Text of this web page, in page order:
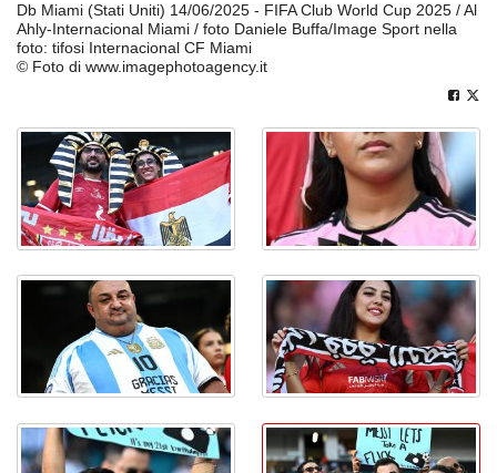
Db Miami (Stati Uniti) 14/06/2025 - FIFA Club World Cup 2025 / Al
Ahly-Internacional Miami / foto Daniele Buffa/Image Sport nella
foto: tifosi Internacional CF Miami
© Foto di www.imagephotoagency.it